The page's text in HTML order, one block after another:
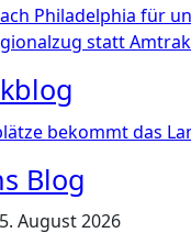
Philadelphia für
statt Amtrak
bekommt das
Blog
5. August 2026